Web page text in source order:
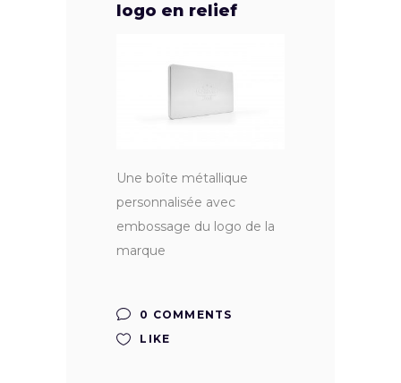
logo en relief
Une boîte métallique
personnalisée avec
embossage du logo de la
marque
0 COMMENTS
LIKE